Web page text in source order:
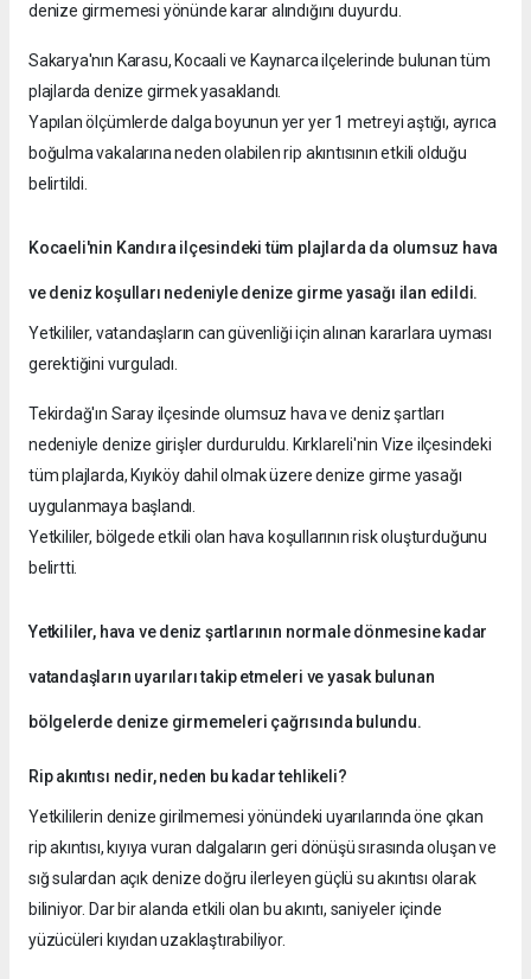
denize girmemesi yönünde karar alındığını duyurdu.
Sakarya'nın Karasu, Kocaali ve Kaynarca ilçelerinde bulunan tüm
plajlarda denize girmek yasaklandı.
Yapılan ölçümlerde dalga boyunun yer yer 1 metreyi aştığı, ayrıca
boğulma vakalarına neden olabilen rip akıntısının etkili olduğu
belirtildi.
Kocaeli'nin Kandıra ilçesindeki tüm plajlarda da olumsuz hava
ve deniz koşulları nedeniyle denize girme yasağı ilan edildi.
Yetkililer, vatandaşların can güvenliği için alınan kararlara uyması
gerektiğini vurguladı.
Tekirdağ'ın Saray ilçesinde olumsuz hava ve deniz şartları
nedeniyle denize girişler durduruldu. Kırklareli'nin Vize ilçesindeki
tüm plajlarda, Kıyıköy dahil olmak üzere denize girme yasağı
uygulanmaya başlandı.
Yetkililer, bölgede etkili olan hava koşullarının risk oluşturduğunu
belirtti.
Yetkililer, hava ve deniz şartlarının normale dönmesine kadar
vatandaşların uyarıları takip etmeleri ve yasak bulunan
bölgelerde denize girmemeleri çağrısında bulundu.
Rip akıntısı nedir, neden bu kadar tehlikeli?
Yetkililerin denize girilmemesi yönündeki uyarılarında öne çıkan
rip akıntısı, kıyıya vuran dalgaların geri dönüşü sırasında oluşan ve
sığ sulardan açık denize doğru ilerleyen güçlü su akıntısı olarak
biliniyor. Dar bir alanda etkili olan bu akıntı, saniyeler içinde
yüzücüleri kıyıdan uzaklaştırabiliyor.